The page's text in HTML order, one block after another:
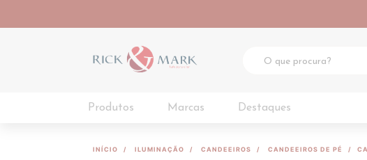
Produtos Marcas Destaques
INÍCIO ILUMINAÇÃO CANDEEIROS CANDEEIROS DE PÉ